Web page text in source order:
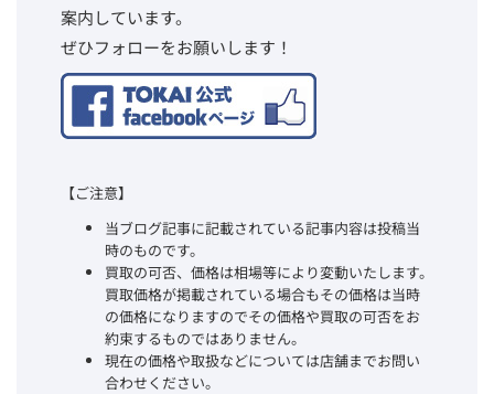
案内しています。
ぜひフォローをお願いします！
【ご注意】
当ブログ記事に記載されている記事内容は投稿当
時のものです。
買取の可否、価格は相場等により変動いたします。
買取価格が掲載されている場合もその価格は当時
の価格になりますのでその価格や買取の可否をお
約束するものではありません。
現在の価格や取扱などについては店舗までお問い
合わせください。